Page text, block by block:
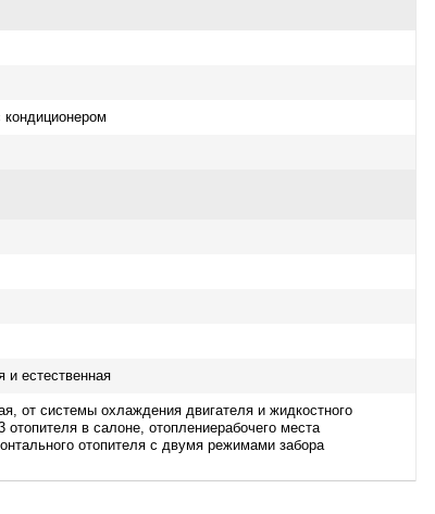
и естественная
от системы охлаждения двигателя и жидкостного
отопителя в салоне, отоплениерабочего места
отопителя с двумя режимами забора